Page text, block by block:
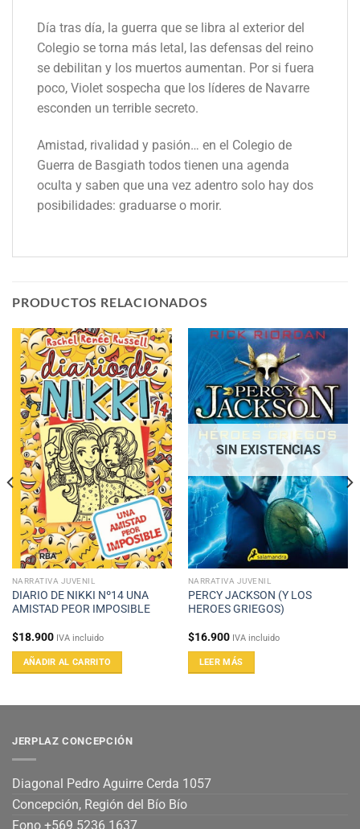
Día tras día, la guerra que se libra al exterior del
Colegio se torna más letal, las defensas del reino
se debilitan y los muertos aumentan. Por si fuera
poco, Violet sospecha que los líderes de Navarre
esconden un terrible secreto.
Amistad, rivalidad y pasión… en el Colegio de
Guerra de Basgiath todos tienen una agenda
oculta y saben que una vez adentro solo hay dos
posibilidades: graduarse o morir.
PRODUCTOS RELACIONADOS
NARRATIVA JUVENIL
DIARIO DE NIKKI Nº14 UNA
AMISTAD PEOR IMPOSIBLE
$18.900 IVA incluido
AÑADIR AL CARRITO
SIN EXISTENCIAS
NARRATIVA JUVENIL
PERCY JACKSON (Y LOS
HEROES GRIEGOS)
$16.900 IVA incluido
LEER MÁS
JERPLAZ CONCEPCIÓN
Diagonal Pedro Aguirre Cerda 1057
Concepción, Región del Bío Bío
Fono +569 5236 1637